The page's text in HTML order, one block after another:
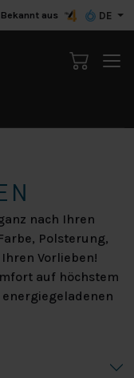
Bekannt aus DE
nach Ihren
Polsterung,
Vorlieben!
auf höchstem